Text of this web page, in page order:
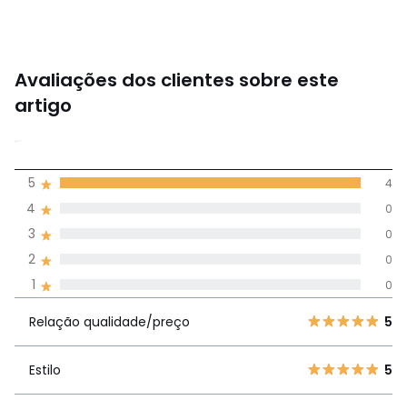
Avaliações dos clientes sobre este
artigo
5
(4)
2
3
5 5
5
1 0
2 0
3 0
4 0
5 4
Relação qualidade/preço 5
Estilo 5